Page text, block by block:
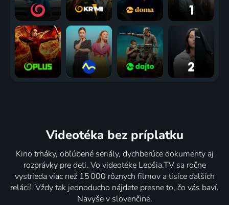
Videotéka bez príplatku
Kino trháky, obľúbené seriály, dychberúce dokumenty aj
rozprávky pre deti. Vo videotéke Lepšia.TV sa ročne
vystrieda viac než 15 000 rôznych filmov a tisíce ďalších
relácií. Vždy tak jednoducho nájdete presne to, čo vás baví.
Navyše v slovenčine.